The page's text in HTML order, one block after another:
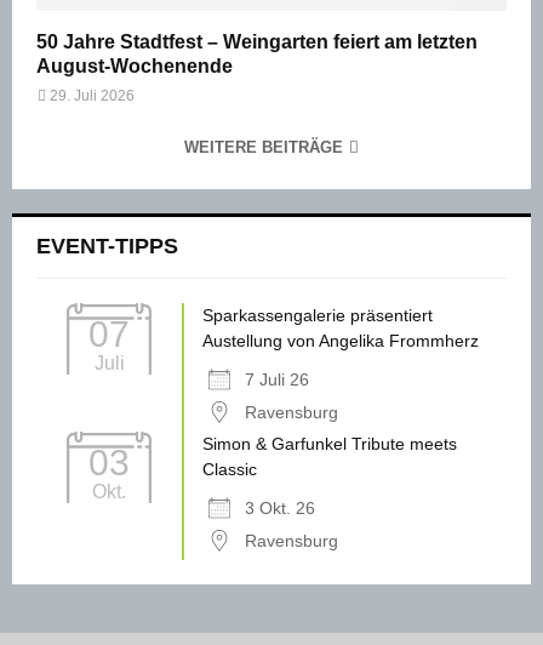
50 Jahre Stadtfest – Weingarten feiert am letzten
August-Wochenende
29. Juli 2026
WEITERE BEITRÄGE
EVENT-TIPPS
07
Juli
Sparkassengalerie präsentiert
Austellung von Angelika Frommherz
7 Juli 26
Ravensburg
03
Okt.
Simon & Garfunkel Tribute meets
Classic
3 Okt. 26
Ravensburg